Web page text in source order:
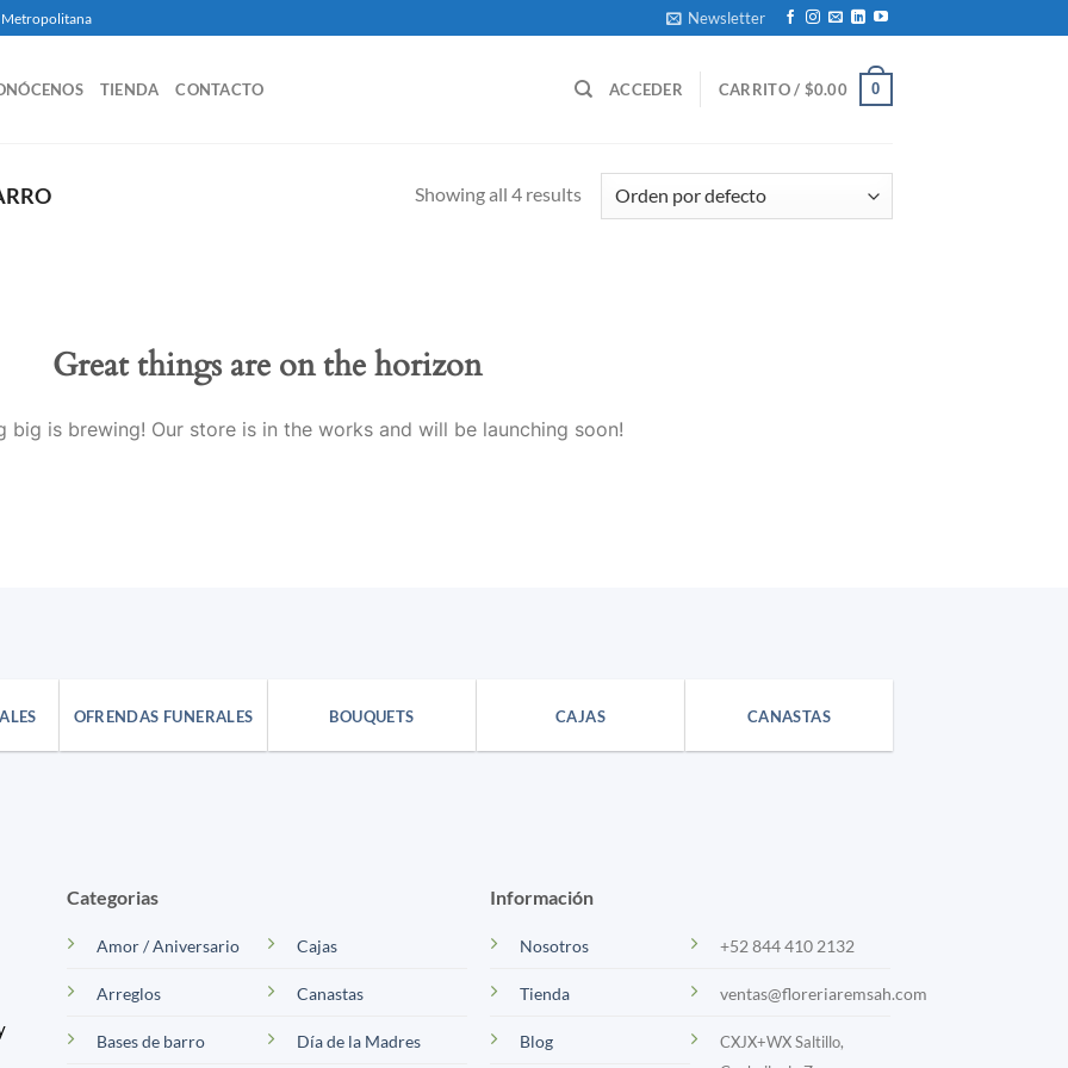
Metropolitana Newsletter
TIENDA CONTACTO ACCEDER CARRITO / $0.00 0
Showing all 4 results
Great things are on the horizon
big is brewing! Our store is in the works and will be launching soon!
OFRENDAS FUNERALES BOUQUETS CAJAS CANASTAS
Categorias
Amor / Aniversario
Arreglos
Bases de barro
Cajas
Canastas
Día de la Madres
Información
Nosotros
Tienda
Blog
+52 844 410 2132
ventas@floreriaremsah.com
CXJX+WX Saltillo,